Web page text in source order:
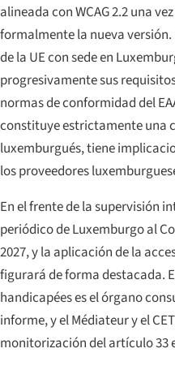
alineada con WCAG 2.2 una
formalmente la nueva
de la UE con sede en
progresivamente sus
normas de conformidad del
constituye estrictamente una
luxemburgués, tiene
los proveedores
En el frente de la supervisión
periódico de Luxemburgo al
2027, y la aplicación de la
figurará de forma destacada.
handicapées es el órgano
informe, y el Médiateur y el
monitorización del artículo 33